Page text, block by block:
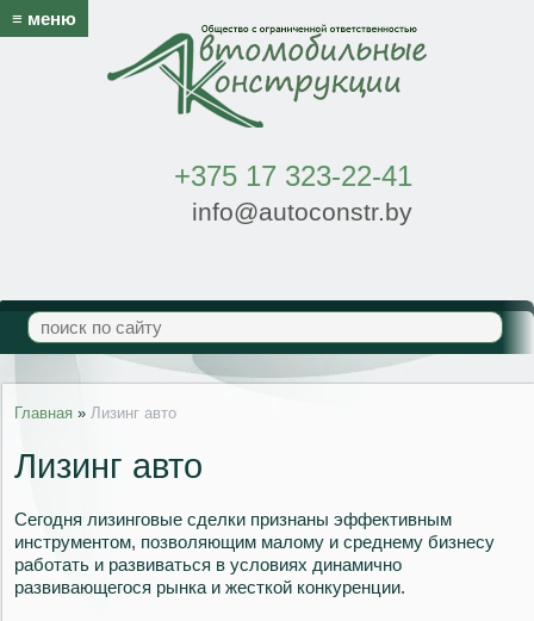
≡ меню
+375 17 323-22-41
info@autoconstr.by
Главная » Лизинг авто
Лизинг авто
Сегодня лизинговые сделки признаны эффективным
инструментом, позволяющим малому и среднему бизнесу
работать и развиваться в условиях динамично
развивающегося рынка и жесткой конкуренции.